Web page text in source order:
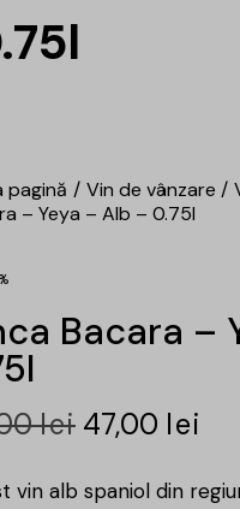
pagină Vin de vânzare
– Yeya – Alb – 0.75l
Bacara –
lei 47,00 lei
vin alb spaniol din